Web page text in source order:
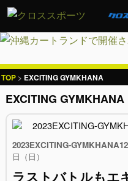
TOP EXCITING GYMKHANA
EXCITING
2023EXCITING-
日（日）
ラストバトルもエ